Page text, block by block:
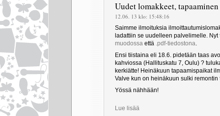
Uudet lomakkeet,
12.06. 13 klo: 15:48:16
Saimme ilmoituksia
ladattiin se uudelleen palvelimelle.
muodossa että .pdf-tiedostona.
Ensi tiistaina eli 18.6. pidetään taas
kahviossa (Hallituskatu 7, Oulu) ?
kerkiätte! Heinäkuun tapaamispaikat
Valve kun on heinäkuun sulki remontin
Yössä nähhään!
Lue lisää